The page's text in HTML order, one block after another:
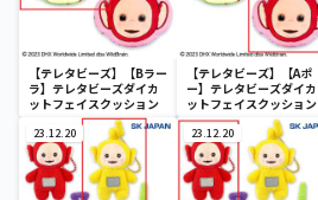
【テレタビーズ】【Bラー
ラ】テレタビーズダイカ
ットフェイスクッション
【テレタビーズ】【Aポ
ー】テレタビーズダイカ
ットフェイスクッション
23.12.20 23.12.20